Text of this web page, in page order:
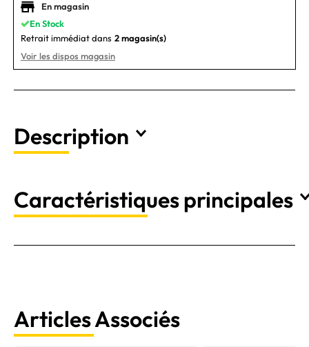
En magasin
En Stock
Retrait immédiat dans 2 magasin(s)
Voir les dispos magasin
Description
Caractéristiques principales
Articles Associés